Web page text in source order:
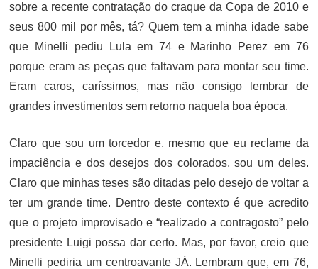
sobre a recente contratação do craque da Copa de 2010 e
seus 800 mil por mês, tá? Quem tem a minha idade sabe
que Minelli pediu Lula em 74 e Marinho Perez em 76
porque eram as peças que faltavam para montar seu time.
Eram caros, caríssimos, mas não consigo lembrar de
grandes investimentos sem retorno naquela boa época.
Claro que sou um torcedor e, mesmo que eu reclame da
impaciência e dos desejos dos colorados, sou um deles.
Claro que minhas teses são ditadas pelo desejo de voltar a
ter um grande time. Dentro deste contexto é que acredito
que o projeto improvisado e “realizado a contragosto” pelo
presidente Luigi possa dar certo. Mas, por favor, creio que
Minelli pediria um centroavante JÁ. Lembram que, em 76,